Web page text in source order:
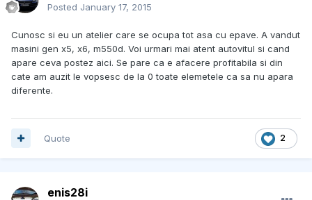
Posted January 17, 2015
Cunosc si eu un atelier care se ocupa tot asa cu epave. A vandut
masini gen x5, x6, m550d. Voi urmari mai atent autovitul si cand
apare ceva postez aici. Se pare ca e afacere profitabila si din
cate am auzit le vopsesc de la 0 toate elemetele ca sa nu apara
diferente.
2
Quote
enis28i